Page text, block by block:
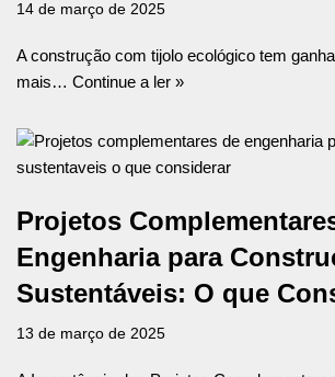
14 de março de 2025
A construção com tijolo ecológico tem
mais… Continue a ler »
Projetos
Engenharia para
Sustentáveis: O que
13 de março de 2025